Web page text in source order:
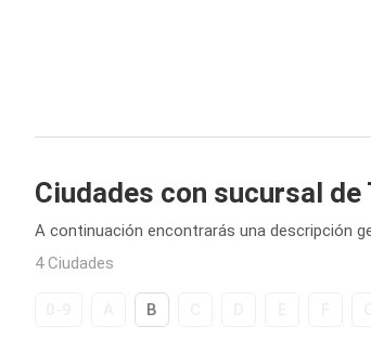
Ciudades con sucursal de
A continuación encontrarás una descripción
4 Ciudades
B